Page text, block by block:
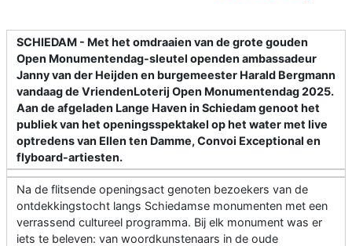
SCHIEDAM - Met het omdraaien van de grote gouden
Open Monumentendag-sleutel openden ambassadeur
Janny van der Heijden en burgemeester Harald Bergmann
vandaag de VriendenLoterij Open Monumentendag 2025.
Aan de afgeladen Lange Haven in Schiedam genoot het
publiek van het openingsspektakel op het water met live
optredens van Ellen ten Damme, Convoi Exceptional en
flyboard-artiesten.
Na de flitsende openingsact genoten bezoekers van de
ontdekkingstocht langs Schiedamse monumenten met een
verrassend cultureel programma. Bij elk monument was er
iets te beleven: van woordkunstenaars in de oude